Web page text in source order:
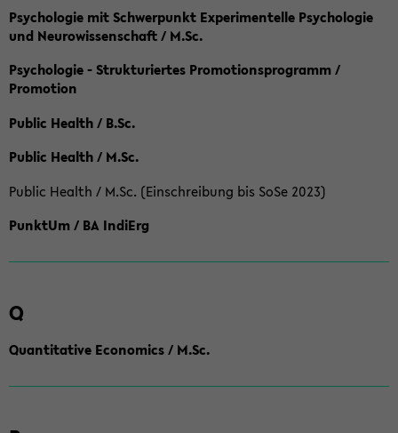
Psychologie mit Schwerpunkt Experimentelle Psychologie
und Neurowissenschaft / M.Sc.
Psychologie - Strukturiertes Promotionsprogramm /
Promotion
Public Health / B.Sc.
Public Health / M.Sc.
Public Health / M.Sc. (Einschreibung bis SoSe 2023)
PunktUm / BA IndiErg
Q
Quantitative Economics / M.Sc.